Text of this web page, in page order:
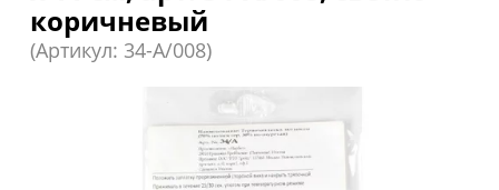
коричневый
(Артикул: 34-A/008)